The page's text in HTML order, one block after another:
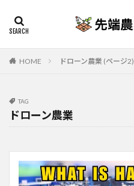
HOME ドローン農業 (ページ2)
TAG
ドローン農業